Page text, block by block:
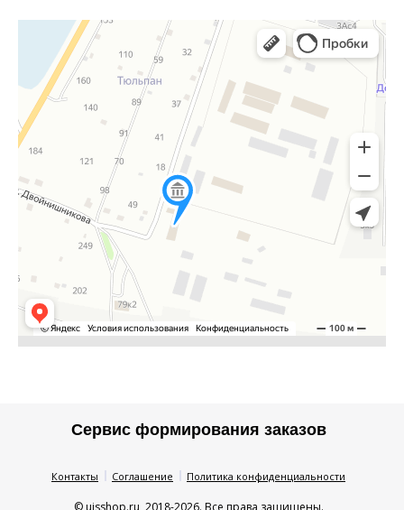
Сервис формирования заказов
Контакты Соглашение Политика конфиденциальности
© uisshop.ru, 2018-2026. Все права защищены.